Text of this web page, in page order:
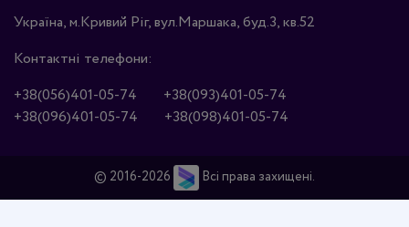
Україна, м.Кривий Ріг, вул.Маршака, буд.3, кв.52
Контактні телефони:
+38(056)401-05-74
+38(093)401-05-74
+38(096)401-05-74
+38(098)401-05-74
© 2016-2026 Всі права захищені.